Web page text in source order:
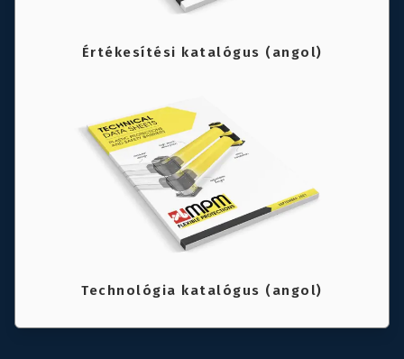
Értékesítési katalógus (angol)
Technológia katalógus (angol)